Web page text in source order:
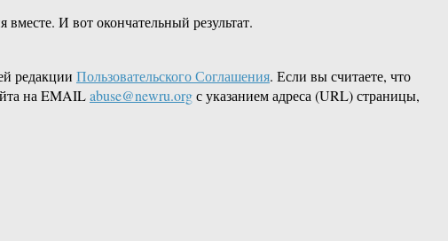
И вот окончательный результат.
редакции Пользовательского Соглашения. Если вы считаете, что
на EMAILabuse@newru.orgс указанием адреса (URL) страницы,